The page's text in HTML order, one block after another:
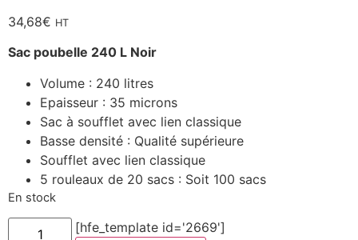
34,68€ HT
Sac poubelle 240 L Noir
Volume : 240 litres
Epaisseur : 35 microns
Sac à soufflet avec lien classique
Basse densité : Qualité supérieure
Soufflet avec lien classique
5 rouleaux de 20 sacs : Soit 100 sacs
En stock
[hfe_template id='2669']
quantité